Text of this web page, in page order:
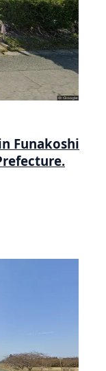
Funakoshi